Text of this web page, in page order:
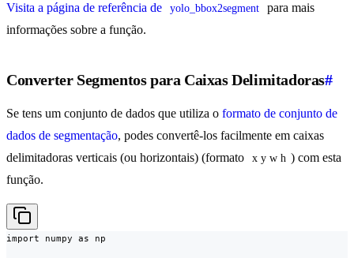
Visita a página de referência de yolo_bbox2segment
para mais
informações sobre a função.
Converter Segmentos para Caixas Delimitadoras#
Se tens um conjunto de dados que utiliza o formato de conjunto de
dados de segmentação, podes convertê-los facilmente em caixas
delimitadoras verticais (ou horizontais) (formato
x y w h ) com esta
função.
import numpy as np